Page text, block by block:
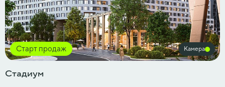
Старт продаж Камера
Стадиум